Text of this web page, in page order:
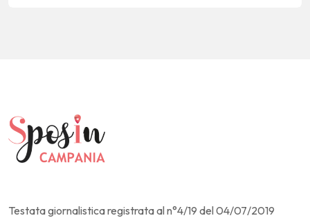
Testata giornalistica registrata al n°4/19 del 04/07/2019